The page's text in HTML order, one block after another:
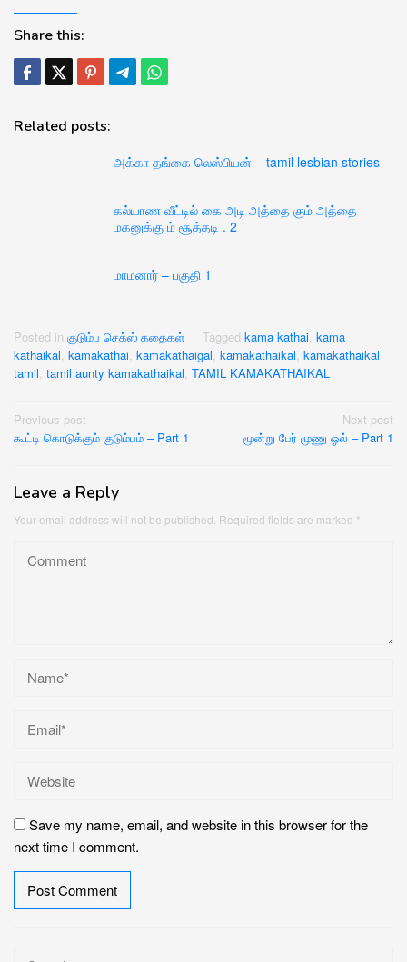
Share this:
Related posts:
அக்கா தங்கை லெஸ்பியன் – tamil lesbian stories
கல்யாண வீட்டில் கை அடி அத்தை கும் அத்தை
மகனுக்கு ம் சூத்தடி . 2
மாமனார் – பகுதி 1
Posted in குடும்ப செக்ஸ் கதைகள் Tagged kama kathai, kama
kathaikal, kamakathai, kamakathaigal, kamakathaikal, kamakathaikal
tamil, tamil aunty kamakathaikal, TAMIL KAMAKATHAIKAL
Post
navigation
Previous post
கூட்டி கொடுக்கும் குடும்பம் – Part 1
Next post
மூன்று பேர் மூணு ஓல் – Part 1
Leave a Reply
Your email address will not be published. Required fields are marked *
Save my name, email, and website in this browser for the
next time I comment.